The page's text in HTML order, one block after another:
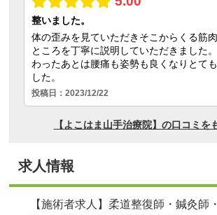
求人情報
【施術者求人】柔道整復師・鍼灸師